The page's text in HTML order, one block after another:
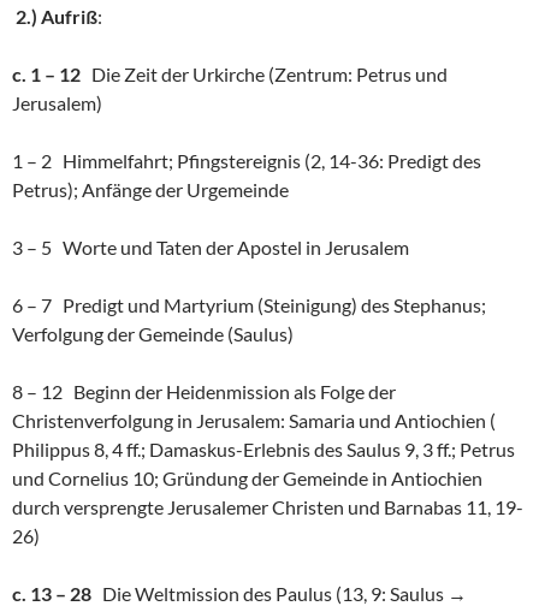
2.) Aufriß:
c. 1 – 12 Die Zeit der Urkirche (Zentrum: Petrus und
Jerusalem)
1 – 2 Himmelfahrt; Pfingstereignis (2, 14-36: Predigt des
Petrus); Anfänge der Urgemeinde
3 – 5 Worte und Taten der Apostel in Jerusalem
6 – 7 Predigt und Martyrium (Steinigung) des Stephanus;
Verfolgung der Gemeinde (Saulus)
8 – 12 Beginn der Heidenmission als Folge der
Christenverfolgung in Jerusalem: Samaria und Antiochien (
Philippus 8, 4 ff.; Damaskus-Erlebnis des Saulus 9, 3 ff.; Petrus
und Cornelius 10; Gründung der Gemeinde in Antiochien
durch versprengte Jerusalemer Christen und Barnabas 11, 19-
26)
c. 13 – 28 Die Weltmission des Paulus (13, 9: Saulus →